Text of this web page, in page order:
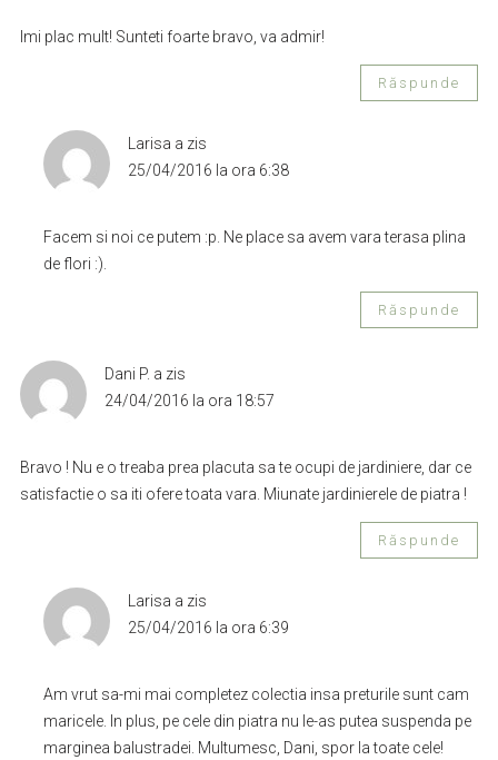
Imi plac mult! Sunteti foarte bravo, va admir!
Răspunde
Larisa a zis
25/04/2016 la ora 6:38
Facem si noi ce putem :p. Ne place sa avem vara terasa plina
de flori :).
Răspunde
Dani P. a zis
24/04/2016 la ora 18:57
Bravo ! Nu e o treaba prea placuta sa te ocupi de jardiniere, dar ce
satisfactie o sa iti ofere toata vara. Miunate jardinierele de piatra !
Răspunde
Larisa a zis
25/04/2016 la ora 6:39
Am vrut sa-mi mai completez colectia insa preturile sunt cam
maricele. In plus, pe cele din piatra nu le-as putea suspenda pe
marginea balustradei. Multumesc, Dani, spor la toate cele!